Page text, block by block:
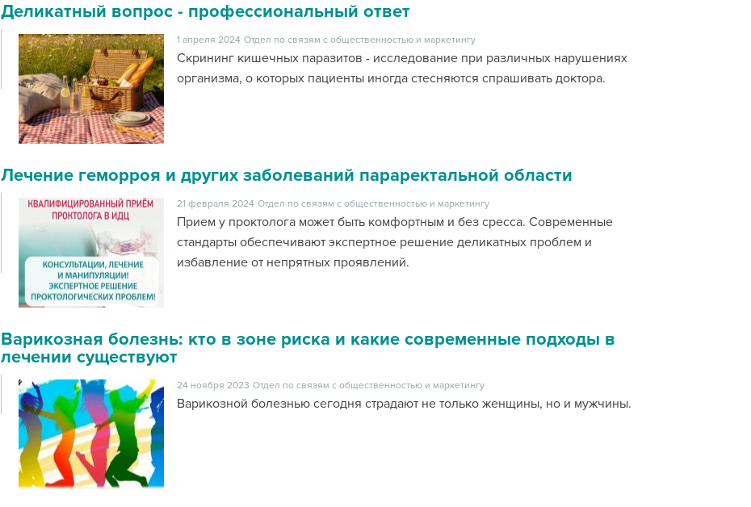
Деликатный вопрос - профессиональный ответ
1 апреля 2024 Отдел по связям с общественностью и маркетингу
Скрининг кишечных паразитов - исследование при различных нарушениях
организма, о которых пациенты иногда стесняются спрашивать доктора.
Лечение геморроя и других заболеваний параректальной области
21 февраля 2024 Отдел по связям с общественностью и маркетингу
Прием у проктолога может быть комфортным и без сресса. Современные
стандарты обеспечивают экспертное решение деликатных проблем и
избавление от непрятных проявлений.
Варикозная болезнь: кто в зоне риска и какие современные подходы в
лечении существуют
24 ноября 2023 Отдел по связям с общественностью и маркетингу
Варикозной болезнью сегодня страдают не только женщины, но и мужчины.